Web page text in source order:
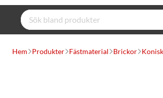
Hem Produkter Fästmaterial Brickor